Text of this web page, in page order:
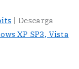
| Descarga
XP SP3, Vista